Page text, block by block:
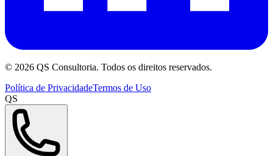
© 2026 QS Consultoria. Todos os direitos reservados.
Política de PrivacidadeTermos de Uso
QS